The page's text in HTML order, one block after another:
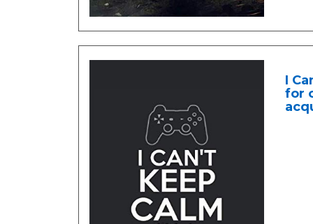
I
for